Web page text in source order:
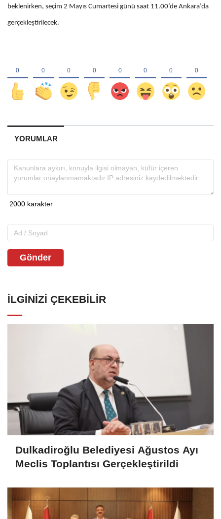
beklenirken, seçim 2 Mayıs Cumartesi günü saat 11.00’de Ankara’da
gerçekleştirilecek.
YORUMLAR
Gönder
İLGINIZI ÇEKEBILIR
Dulkadiroğlu Belediyesi Ağustos Ayı
Meclis Toplantısı Gerçekleştirildi